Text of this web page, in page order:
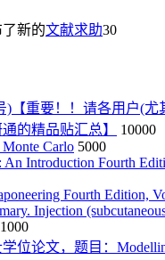
了新的文献求助30
)【重要！！请各用户(尤
的精品贴汇总】
10000
Carlo 5000
An Introduction Fourth
Fourth Edition,
Injection
1000
位论文，题目：